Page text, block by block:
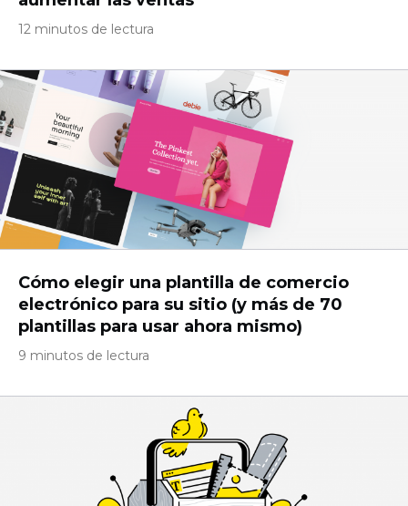
12 minutos de lectura
Cómo elegir una plantilla de comercio
electrónico para su sitio (y más de 70
plantillas para usar ahora mismo)
9 minutos de lectura